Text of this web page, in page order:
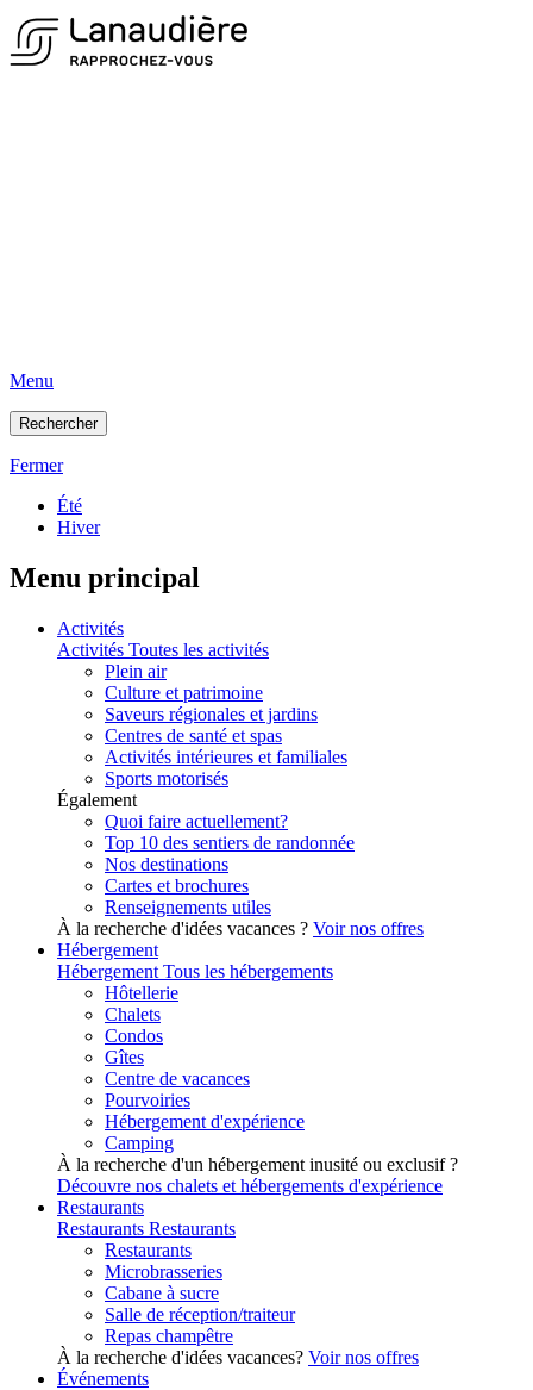
Menu
Rechercher
Fermer
Été
Hiver
Menu principal
Activités
Activités Toutes les activités
Plein air
Culture et patrimoine
Saveurs régionales et jardins
Centres de santé et spas
Activités intérieures et familiales
Sports motorisés
Également
Quoi faire actuellement?
Top 10 des sentiers de randonnée
Nos destinations
Cartes et brochures
Renseignements utiles
À la recherche d'idées vacances ? Voir nos offres
Hébergement
Hébergement Tous les hébergements
Hôtellerie
Chalets
Condos
Gîtes
Centre de vacances
Pourvoiries
Hébergement d'expérience
Camping
À la recherche d'un hébergement inusité ou exclusif ?
Découvre nos chalets et hébergements d'expérience
Restaurants
Restaurants Restaurants
Restaurants
Microbrasseries
Cabane à sucre
Salle de réception/traiteur
Repas champêtre
À la recherche d'idées vacances? Voir nos offres
Événements